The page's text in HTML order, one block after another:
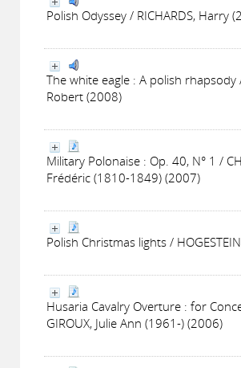
Polish Odyssey / RICHARDS, Harry
The white eagle : A polish rhapsody
Robert (2008)
Military Polonaise : Op. 40, N° 1 /
Frédéric (1810-1849) (2007)
Polish Christmas lights /
Husaria Cavalry Overture : for
GIROUX, Julie Ann (1961-) (2006)